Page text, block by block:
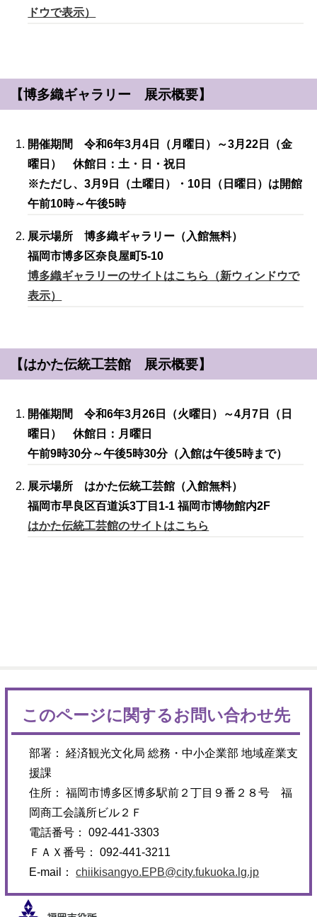
ドウで表示）
【博多織ギャラリー 展示概要】
開催期間 令和6年3月4日（月曜日）～3月22日（金
曜日） 休館日：土・日・祝日
※ただし、3月9日（土曜日）・10日（日曜日）は開館
午前10時～午後5時
展示場所 博多織ギャラリー（入館無料）
福岡市博多区奈良屋町5-10
博多織ギャラリーのサイトはこちら
（新ウィンドウで
表示）
【はかた伝統工芸館 展示概要】
開催期間 令和6年3月26日（火曜日）～4月7日（日
曜日） 休館日：月曜日
午前9時30分～午後5時30分（入館は午後5時まで）
展示場所 はかた伝統工芸館（入館無料）
福岡市早良区百道浜3丁目1-1 福岡市博物館内2F
はかた伝統工芸館のサイトはこちら
このページに関するお問い合わせ先
部署： 経済観光文化局 総務・中小企業部 地域産業支
援課
住所： 福岡市博多区博多駅前２丁目９番２８号 福
岡商工会議所ビル２Ｆ
電話番号： 092-441-3303
ＦＡＸ番号： 092-441-3211
E-mail：chiikisangyo.EPB@city.fukuoka.lg.jp